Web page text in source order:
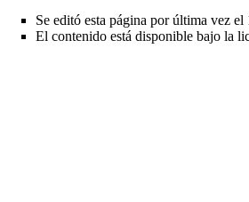
Se editó esta página por última vez
El contenido está disponible bajo la